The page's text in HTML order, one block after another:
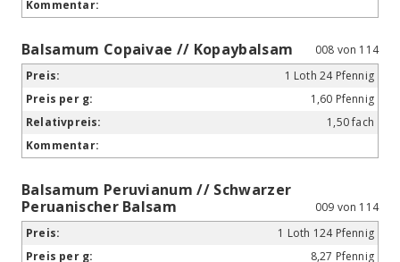
Balsamum Copaivae // Kopaybalsam
008 von 114
1 Loth 24 Pfennig
1,60 Pfennig
1,50 fach
Balsamum Peruvianum // Schwarzer
Peruanischer Balsam
009 von 114
1 Loth 124 Pfennig
8,27 Pfennig